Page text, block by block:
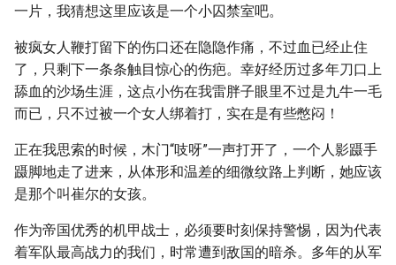
一片，我猜想这里应该是一个小囚禁室吧。
被疯女人鞭打留下的伤口还在隐隐作痛，不过血已经止住
了，只剩下一条条触目惊心的伤疤。幸好经历过多年刀口上
舔血的沙场生涯，这点小伤在我雷胖子眼里不过是九牛一毛
而已，只不过被一个女人绑着打，实在是有些憋闷！
正在我思索的时候，木门“吱呀”一声打开了，一个人影蹑手
蹑脚地走了进来，从体形和温差的细微纹路上判断，她应该
是那个叫崔尔的女孩。
作为帝国优秀的机甲战士，必须要时刻保持警惕，因为代表
着军队最高战力的我们，时常遭到敌国的暗杀。多年的从军